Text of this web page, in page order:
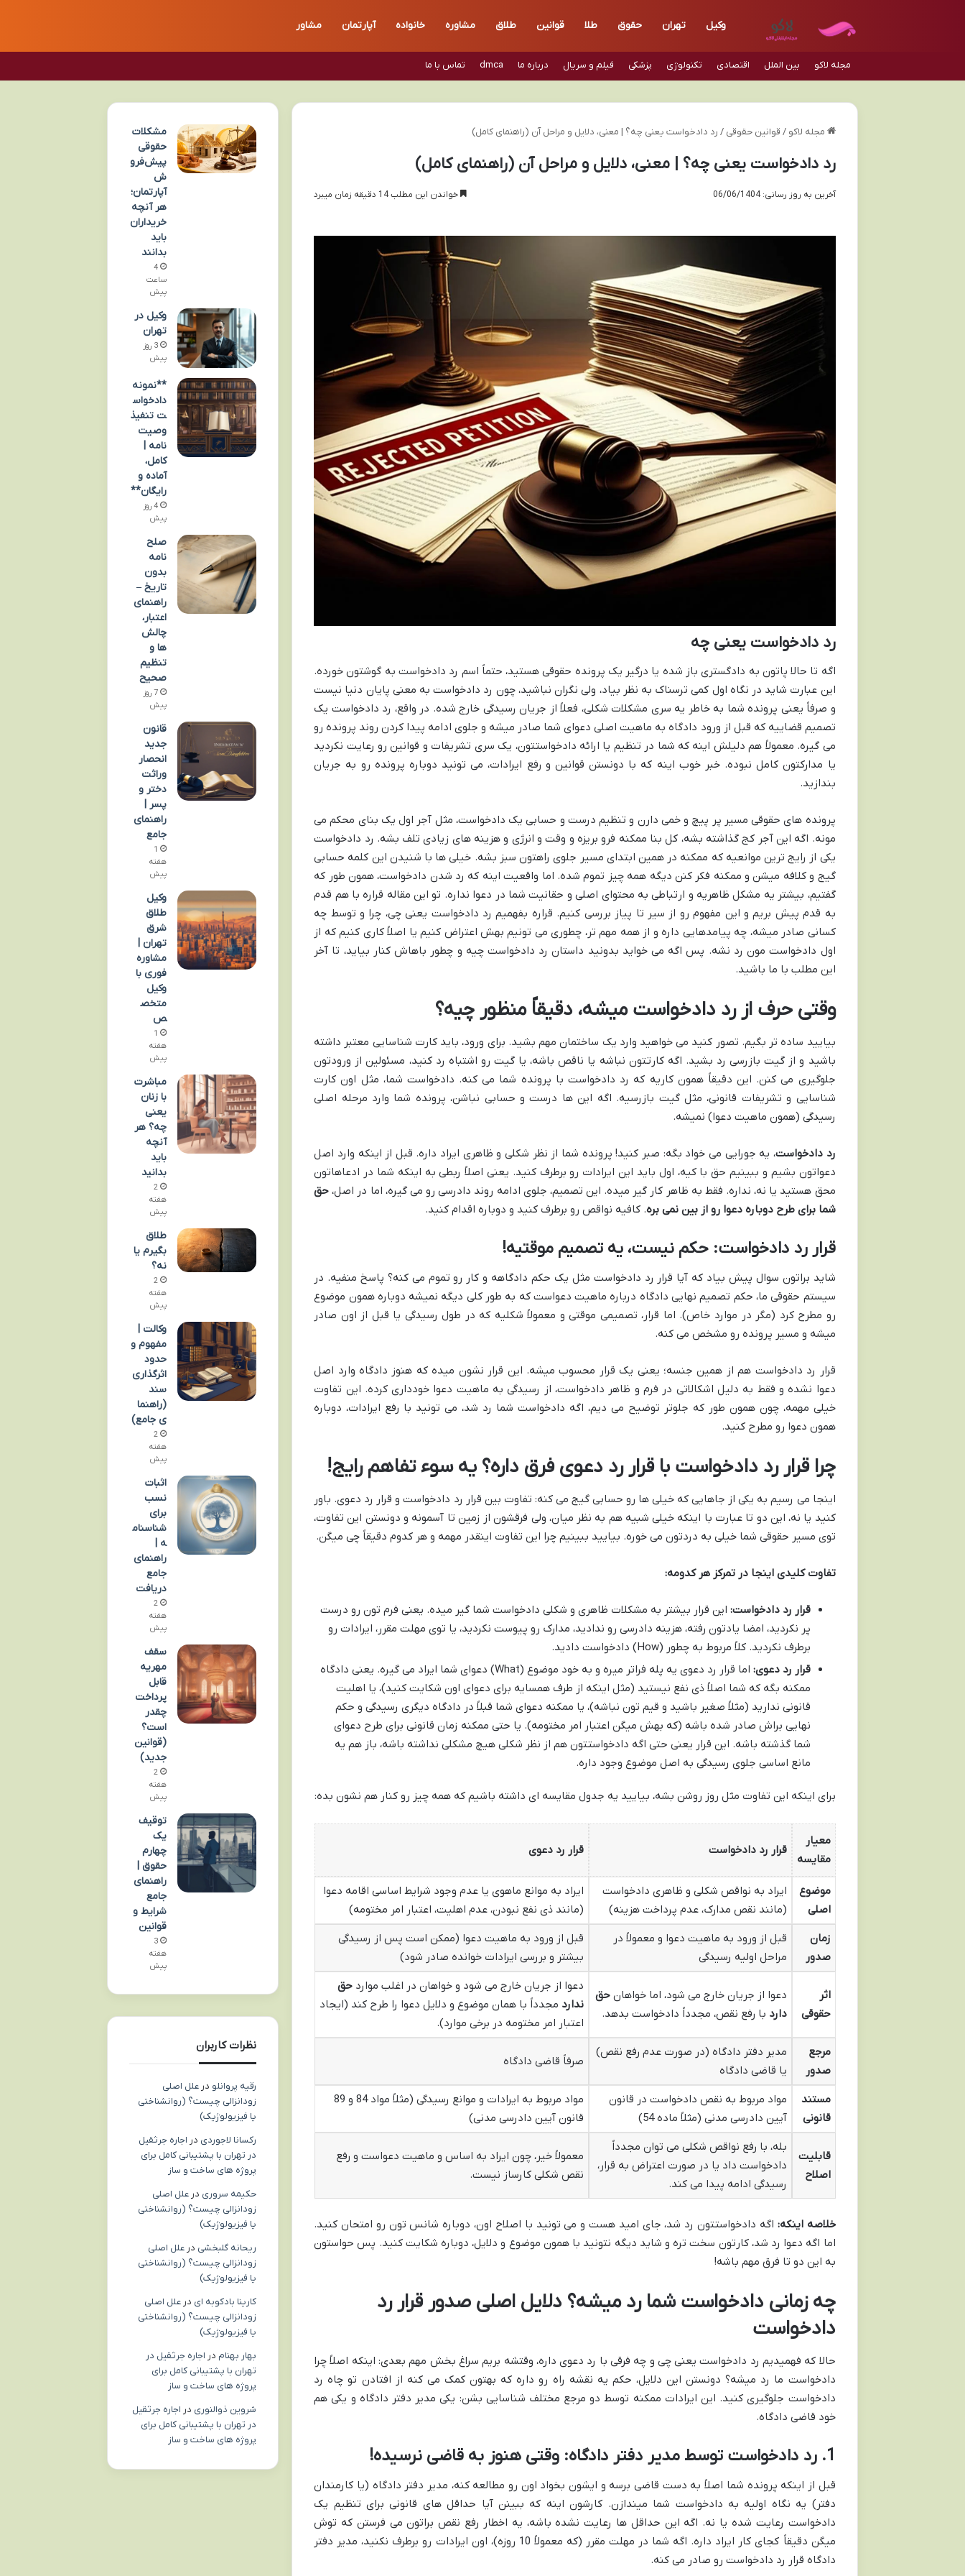
وکیل تهران حقوق طلا قوانین طلاق مشاوره خانواده آپارتمان مشاور
مجله لاکو بین الملل اقتصادی تکنولوژی پزشکی فیلم و سریال درباره ما dmca تماس با ما
مجله لاکو / قوانین حقوقی / رد دادخواست یعنی چه؟ | معنی، دلایل و مراحل آن (راهنمای کامل)
رد دادخواست یعنی چه؟ | معنی، دلایل و مراحل آن (راهنمای کامل)
آخرین به روز رسانی: 06/06/1404 خواندن این مطلب 14 دقیقه زمان میبرد
رد دادخواست یعنی چه
اگه تا حالا پاتون به دادگستری باز شده یا درگیر یک پرونده حقوقی هستید، حتماً اسم رد دادخواست به گوشتون خورده.
این عبارت شاید در نگاه اول کمی ترسناک به نظر بیاد، ولی نگران نباشید، چون رد دادخواست به معنی پایان دنیا نیست
و صرفاً یعنی پرونده شما به خاطر یه سری مشکلات شکلی، فعلاً از جریان رسیدگی خارج شده. در واقع، رد دادخواست یک
تصمیم قضاییه که قبل از ورود دادگاه به ماهیت اصلی دعوای شما صادر میشه و جلوی ادامه پیدا کردن روند پرونده رو
می گیره. معمولاً هم دلیلش اینه که شما در تنظیم یا ارائه دادخواستتون، یک سری تشریفات و قوانین رو رعایت نکردید
یا مدارکتون کامل نبوده. خبر خوب اینه که با دونستن قوانین و رفع ایرادات، می تونید دوباره پرونده رو به جریان
بندازید.
پرونده های حقوقی مسیر پر پیچ و خمی دارن و تنظیم درست و حسابی یک دادخواست، مثل آجر اول یک بنای محکم می
مونه. اگه این آجر کج گذاشته بشه، کل بنا ممکنه فرو بریزه و وقت و انرژی و هزینه های زیادی تلف بشه. رد دادخواست
یکی از رایج ترین موانعیه که ممکنه در همین ابتدای مسیر جلوی راهتون سبز بشه. خیلی ها با شنیدن این کلمه حسابی
گیج و کلافه میشن و ممکنه فکر کنن دیگه همه چیز تموم شده. اما واقعیت اینه که رد شدن دادخواست، همون طور که
گفتیم، بیشتر یه مشکل ظاهریه و ارتباطی به محتوای اصلی و حقانیت شما در دعوا نداره. تو این مقاله قراره با هم قدم
به قدم پیش بریم و این مفهوم رو از سیر تا پیاز بررسی کنیم. قراره بفهمیم رد دادخواست یعنی چی، چرا و توسط چه
کسانی صادر میشه، چه پیامدهایی داره و از همه مهم تر، چطوری می تونیم بهش اعتراض کنیم یا اصلاً کاری کنیم که از
اول دادخواست مون رد نشه. پس اگه می خواید بدونید داستان رد دادخواست چیه و چطور باهاش کنار بیاید، تا آخر
این مطلب با ما باشید.
وقتی حرف از رد دادخواست میشه، دقیقاً منظور چیه؟
بیایید ساده تر بگیم. تصور کنید می خواهید وارد یک ساختمان مهم بشید. برای ورود، باید کارت شناسایی معتبر داشته
باشید و از گیت بازرسی رد بشید. اگه کارتتون نباشه یا ناقص باشه، یا گیت رو اشتباه رد کنید، مسئولین از ورودتون
جلوگیری می کنن. این دقیقاً همون کاریه که رد دادخواست با پرونده شما می کنه. دادخواست شما، مثل اون کارت
شناسایی و تشریفات قانونی، مثل گیت بازرسیه. اگه این ها درست و حسابی نباشن، پرونده شما وارد مرحله اصلی
رسیدگی (همون ماهیت دعوا) نمیشه.
رد دادخواست، یه جورایی می خواد بگه: صبر کنید! پرونده شما از نظر شکلی و ظاهری ایراد داره. قبل از اینکه وارد اصل
دعواتون بشیم و ببینیم حق با کیه، اول باید این ایرادات رو برطرف کنید. یعنی اصلاً ربطی به اینکه شما در ادعاهاتون
محق هستید یا نه، نداره. فقط به ظاهر کار گیر میده. این تصمیم، جلوی ادامه روند دادرسی رو می گیره، اما در اصل، حق
شما برای طرح دوباره دعوا رو از بین نمی بره. کافیه نواقص رو برطرف کنید و دوباره اقدام کنید.
قرار رد دادخواست: حکم نیست، یه تصمیم موقتیه!
شاید براتون سوال پیش بیاد که آیا قرار رد دادخواست مثل یک حکم دادگاهه و کار رو تموم می کنه؟ پاسخ منفیه. در
سیستم حقوقی ما، حکم تصمیم نهایی دادگاه درباره ماهیت دعواست که به طور کلی دیگه نمیشه دوباره همون موضوع
رو مطرح کرد (مگر در موارد خاص). اما قرار، تصمیمی موقتی و معمولاً شکلیه که در طول رسیدگی یا قبل از اون صادر
میشه و مسیر پرونده رو مشخص می کنه.
قرار رد دادخواست هم از همین جنسه؛ یعنی یک قرار محسوب میشه. این قرار نشون میده که هنوز دادگاه وارد اصل
دعوا نشده و فقط به دلیل اشکالاتی در فرم و ظاهر دادخواست، از رسیدگی به ماهیت دعوا خودداری کرده. این تفاوت
خیلی مهمه، چون همون طور که جلوتر توضیح می دیم، اگه دادخواست شما رد شد، می تونید با رفع ایرادات، دوباره
همون دعوا رو مطرح کنید.
چرا قرار رد دادخواست با قرار رد دعوی فرق داره؟ یه سوء تفاهم رایج!
اینجا می رسیم به یکی از جاهایی که خیلی ها رو حسابی گیج می کنه: تفاوت بین قرار رد دادخواست و قرار رد دعوی. باور
کنید یا نه، این دو تا عبارت با اینکه خیلی شبیه هم به نظر میان، ولی فرقشون از زمین تا آسمونه و دونستن این تفاوت،
توی مسیر حقوقی شما خیلی به دردتون می خوره. بیایید ببینیم چرا این تفاوت اینقدر مهمه و هر کدوم دقیقاً چی میگن.
تفاوت کلیدی اینجا در تمرکز هر کدومه:
قرار رد دادخواست: این قرار بیشتر به مشکلات ظاهری و شکلی دادخواست شما گیر میده. یعنی فرم تون رو درست
پر نکردید، امضا یادتون رفته، هزینه دادرسی رو ندادید، مدارک رو پیوست نکردید، یا توی مهلت مقرر، ایرادات رو
برطرف نکردید. کلاً مربوط به چطور (How) دادخواست دادید.
قرار رد دعوی:
اما قرار رد دعوی یه پله فراتر میره و به خود موضوع (What) دعوای شما ایراد می گیره. یعنی دادگاه
ممکنه بگه که شما اصلاً ذی نفع نیستید (مثل اینکه از طرف همسایه برای دعوای اون شکایت کنید)، یا اهلیت
قانونی ندارید (مثلاً صغیر باشید و قیم تون نباشه)، یا ممکنه دعوای شما قبلاً در دادگاه دیگری رسیدگی و حکم
نهایی براش صادر شده باشه (که بهش میگن اعتبار امر مختومه). یا حتی ممکنه زمان قانونی برای طرح دعوای
شما گذشته باشه. این قرار یعنی حتی اگه دادخواستتون هم از نظر شکلی هیچ مشکلی نداشته باشه، باز هم یه
مانع اساسی جلوی رسیدگی به اصل موضوع وجود داره.
برای اینکه این تفاوت مثل روز روشن بشه، بیایید یه جدول مقایسه ای داشته باشیم که همه چیز رو کنار هم نشون بده:
معیار
مقایسه
قرار رد دادخواست قرار رد دعوی
موضوع
اصلی
ایراد به نواقص شکلی و ظاهری دادخواست
(مانند نقص مدارک، عدم پرداخت هزینه)
ایراد به موانع ماهوی یا عدم وجود شرایط اساسی اقامه دعوا
(مانند ذی نفع نبودن، عدم اهلیت، اعتبار امر مختومه)
زمان
صدور
قبل از ورود به ماهیت دعوا و معمولاً در
مراحل اولیه رسیدگی
قبل از ورود به ماهیت دعوا (ممکن است پس از رسیدگی
بیشتر و بررسی ایرادات خوانده صادر شود)
اثر
حقوقی
دعوا از جریان خارج می شود، اما خواهانحق
دارد با رفع نقص، مجدداً دادخواست بدهد.
دعوا از جریان خارج می شود و خواهان در اغلب مواردحق
ندارد مجدداً با همان موضوع و دلایل دعوا را طرح کند (ایجاد
اعتبار امر مختومه در برخی موارد).
مرجع
صدور
مدیر دفتر دادگاه (در صورت عدم رفع نقص)
یا قاضی دادگاه
صرفاً قاضی دادگاه
مستند
قانونی
مواد مربوط به نقص دادخواست در قانون
آیین دادرسی مدنی (مثلاً ماده 54)
مواد مربوط به ایرادات و موانع رسیدگی (مثلاً مواد 84 و 89
قانون آیین دادرسی مدنی)
قابلیت
اصلاح
بله، با رفع نواقص شکلی می توان مجدداً
دادخواست داد یا در صورت اعتراض به قرار،
رسیدگی ادامه پیدا می کند.
معمولاً خیر، چون ایراد به اساس و ماهیت دعواست و رفع
نقص شکلی کارساز نیست.
خلاصه اینکه: اگه دادخواستتون رد شد، جای امید هست و می تونید با اصلاح اون، دوباره شانس تون رو امتحان کنید.
اما اگه دعوا رد شد، کارتون سخت تره و شاید دیگه نتونید با همون موضوع و دلایل، دوباره شکایت کنید. پس حواستون
به این دو تا فرق مهم باشه!
چه زمانی دادخواست شما رد میشه؟ دلایل اصلی صدور قرار رد
دادخواست
حالا که فهمیدیم رد دادخواست یعنی چی و چه فرقی با رد دعوی داره، وقتشه بریم سراغ بخش مهم بعدی: اینکه اصلاً چرا
دادخواست ما رد میشه؟ دونستن این دلایل، حکم یه نقشه راه رو داره که بهتون کمک می کنه از افتادن تو چاه رد
دادخواست جلوگیری کنید. این ایرادات ممکنه توسط دو مرجع مختلف شناسایی بشن: یکی مدیر دفتر دادگاه و یکی هم
خود قاضی دادگاه.
1. رد دادخواست توسط مدیر دفتر دادگاه: وقتی هنوز به قاضی نرسیده!
قبل از اینکه پرونده شما اصلاً به دست قاضی برسه و ایشون بخواد اون رو مطالعه کنه، مدیر دفتر دادگاه (یا کارمندان
دفتر) یه نگاه اولیه به دادخواست شما میندازن. کارشون اینه که ببینن آیا حداقل های قانونی برای تنظیم یک
دادخواست رعایت شده یا نه. اگه این حداقل ها رعایت نشده باشه، یه اخطار رفع نقص براتون می فرستن که توش
میگن دقیقاً کجای کار ایراد داره. اگه شما در مهلت مقرر (که معمولاً 10 روزه)، اون ایرادات رو برطرف نکنید، مدیر دفتر
دادگاه قرار رد دادخواست رو صادر می کنه.
مشکلات
حقوقی
پیش‌فرو
ش
آپارتمان؛
هر آنچه
خریداران
باید
بدانند
4
ساعت
پیش
وکیل در
تهران
3 روز
پیش
**نمونه
دادخواس
ت تنفیذ
وصیت
نامه |
کامل،
آماده و
رایگان**
4 روز
پیش
صلح
نامه
بدون
تاریخ –
راهنمای
اعتبار،
چالش
ها و
تنظیم
صحیح
7 روز
پیش
قانون
جدید
انحصار
وراثت
دختر و
پسر |
راهنمای
جامع
1
هفته
پیش
وکیل
طلاق
شرق
تهران |
مشاوره
فوری با
وکیل
متخص
ص
1
هفته
پیش
مباشرت
با زنان
یعنی
چه؟ هر
آنچه
باید
بدانید
2
هفته
پیش
طلاق
بگیرم یا
نه؟
2
هفته
پیش
وکالت |
مفهوم و
حدود
اثرگذاری
سند
(راهنما
ی جامع)
2
هفته
پیش
اثبات
نسب
برای
شناسنام
ه |
راهنمای
جامع
دریافت
2
هفته
پیش
سقف
مهریه
قابل
پرداخت
چقدر
است؟
(قوانین
جدید)
2
هفته
پیش
توقیف
یک
چهارم
حقوق |
راهنمای
جامع
شرایط و
قوانین
3
هفته
پیش
نظرات کاربران
رقیه پروانلو در علل اصلی
زودانزالی چیست؟ (روانشناختی
یا فیزیولوژیک)
رکسانا لاجوردی در اجاره جرثقیل
در تهران با پشتیبانی کامل برای
پروژه های ساخت و ساز
حکیمه سروری در علل اصلی
زودانزالی چیست؟ (روانشناختی
یا فیزیولوژیک)
ریحانه گلبخشی در علل اصلی
زودانزالی چیست؟ (روانشناختی
یا فیزیولوژیک)
کارینا بادکوبه ای در علل اصلی
زودانزالی چیست؟ (روانشناختی
یا فیزیولوژیک)
بهار بهنام در اجاره جرثقیل در
تهران با پشتیبانی کامل برای
پروژه های ساخت و ساز
شروین ذوالنوری در اجاره جرثقیل
در تهران با پشتیبانی کامل برای
پروژه های ساخت و ساز